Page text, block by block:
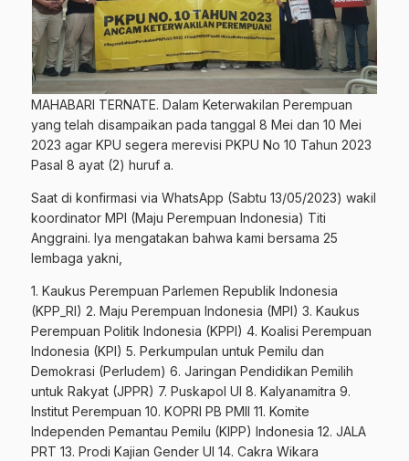
MAHABARI TERNATE. Dalam Keterwakilan Perempuan
yang telah disampaikan pada tanggal 8 Mei dan 10 Mei
2023 agar KPU segera merevisi PKPU No 10 Tahun 2023
Pasal 8 ayat (2) huruf a.
Saat di konfirmasi via WhatsApp (Sabtu 13/05/2023) wakil
koordinator MPI (Maju Perempuan Indonesia) Titi
Anggraini. Iya mengatakan bahwa kami bersama 25
lembaga yakni,
1. Kaukus Perempuan Parlemen Republik Indonesia
(KPP_RI) 2. Maju Perempuan Indonesia (MPI) 3. Kaukus
Perempuan Politik Indonesia (KPPI) 4. Koalisi Perempuan
Indonesia (KPI) 5. Perkumpulan untuk Pemilu dan
Demokrasi (Perludem) 6. Jaringan Pendidikan Pemilih
untuk Rakyat (JPPR) 7. Puskapol UI 8. Kalyanamitra 9.
Institut Perempuan 10. KOPRI PB PMII 11. Komite
Independen Pemantau Pemilu (KIPP) Indonesia 12. JALA
PRT 13. Prodi Kajian Gender UI 14. Cakra Wikara